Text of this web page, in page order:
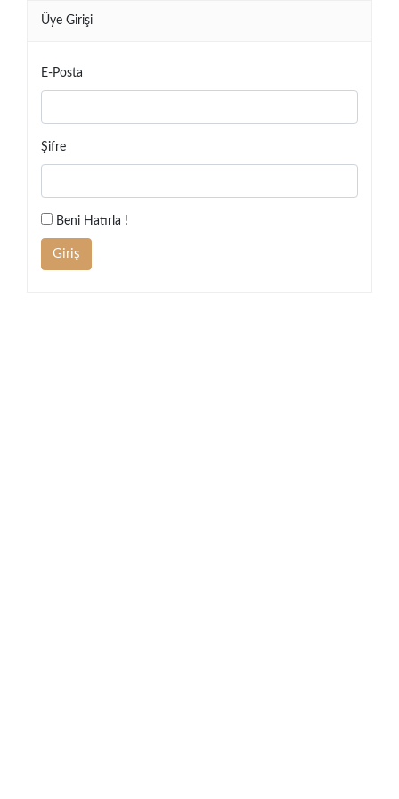
Üye Girişi
E-Posta
Şifre
Beni Hatırla !